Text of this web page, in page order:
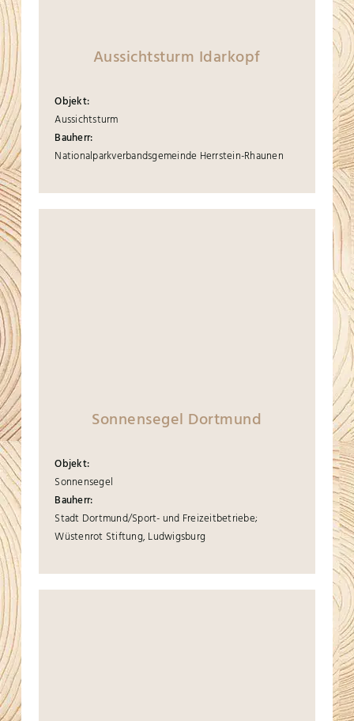
Aussichtsturm Idarkopf
Objekt:
Aussichtsturm
Bauherr:
Nationalparkverbandsgemeinde Herrstein-Rhaunen
Sonnensegel Dortmund
Objekt:
Sonnensegel
Bauherr:
Stadt Dortmund/Sport- und Freizeitbetriebe;
Wüstenrot Stiftung, Ludwigsburg